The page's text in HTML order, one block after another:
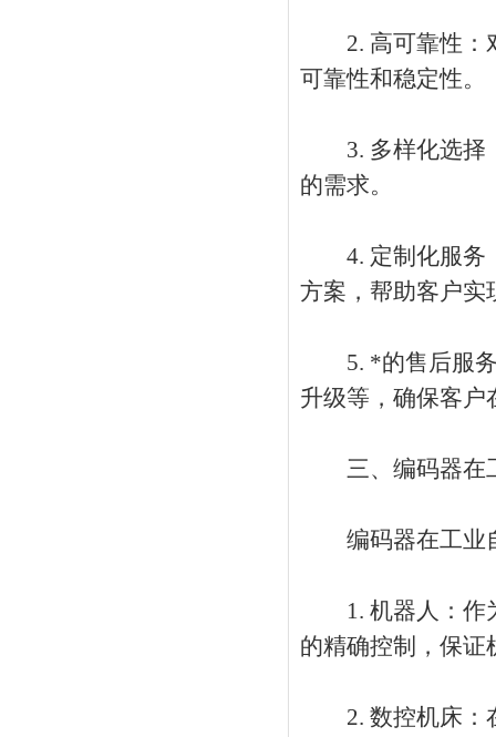
2. 高可靠性：对
可靠性和稳定性。
3. 多样化选择：
的需求。
4. 定制化服务：
方案，帮助客户实
5. *的售后服务
升级等，确保客户
三、编码器在
编码器在工业自
1. 机器人：作为
的精确控制，保证
2. 数控机床：在